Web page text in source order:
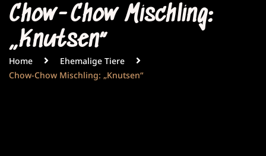
Chow-Chow Mischling:
„Knutsen“
Home
Ehemalige Tiere
Chow-Chow Mischling: „Knutsen“